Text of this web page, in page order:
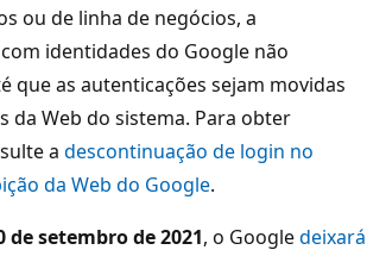
ou de linha de negócios, a
identidades do Google não
que as autenticações sejam movidas
da Web do sistema. Para obter
a descontinuação de login no
da Web do Google.
de setembro de 2021, o Googledeixará